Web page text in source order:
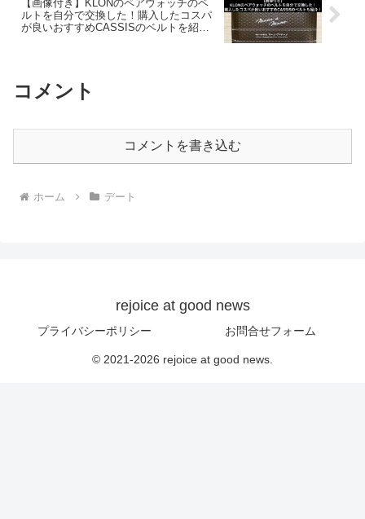
を合わせると3時間。新しい展示がオープ
ンするので、ここから時間が増えると思
います。
【画像付き】KLONのペアウォッチのベ
ルトを自分で交換した！購入したコスパ
が良いおすすめCASSISのベルトを紹
コメント
コメントを書き込む
ホーム デート
rejoice at good news
プライバシーポリシー お問合せフォーム
© 2021-2026 rejoice at good news.